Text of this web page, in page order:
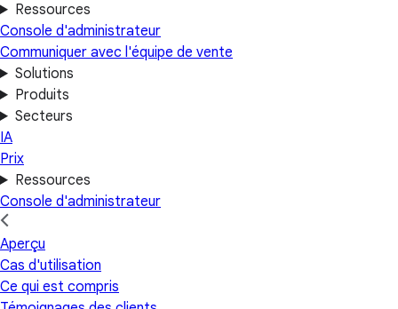
Ressources
Console d'administrateur
Communiquer avec l'équipe de vente
Solutions
Produits
Secteurs
IA
Prix
Ressources
Console d'administrateur
Aperçu
Cas d'utilisation
Ce qui est compris